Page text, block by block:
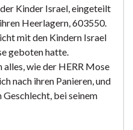
Kinder Israel, eingeteilt
Heerlagern, 603550.
mit den Kindern Israel
geboten hatte.
wie der HERR Mose
nach ihren Panieren, und
Geschlecht, bei seinem